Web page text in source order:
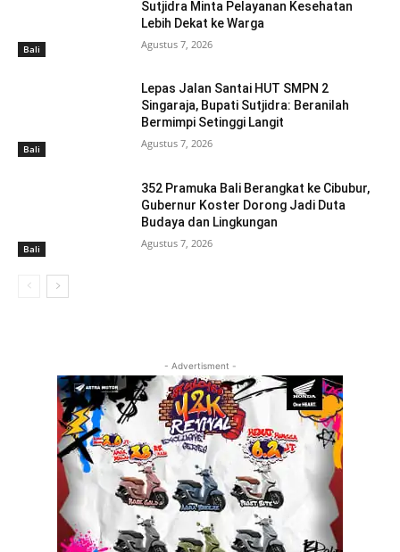
Bali
Sutjidra Minta Pelayanan Kesehatan
Lebih Dekat ke Warga
Agustus 7, 2026
Bali
Lepas Jalan Santai HUT SMPN 2
Singaraja, Bupati Sutjidra: Beranilah
Bermimpi Setinggi Langit
Agustus 7, 2026
Bali
352 Pramuka Bali Berangkat ke Cibubur,
Gubernur Koster Dorong Jadi Duta
Budaya dan Lingkungan
Agustus 7, 2026
- Advertisment -